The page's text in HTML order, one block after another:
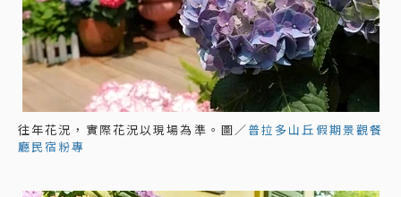
往年花況，實際花況以現場為準。圖／普拉多山丘假期景觀餐
廳民宿粉專